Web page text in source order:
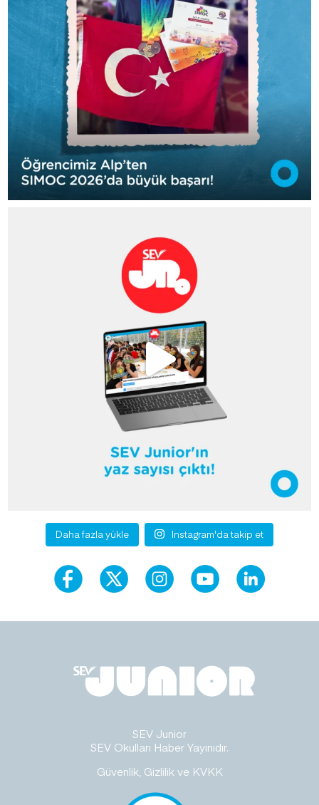
Daha fazla yükle Instagram'da takip et
SEV Junior
SEV Okulları Haber Yayınıdır.
Güvenlik, Gizlilik ve KVKK